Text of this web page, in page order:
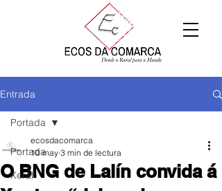
Entrada
Portada
Xeral
Portada
O BNG de Lalín convida á
ecosdacomarca
10 may 3 min de lectura